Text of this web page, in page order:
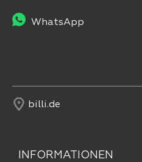
WhatsApp
billi.de
INFORMATIONEN